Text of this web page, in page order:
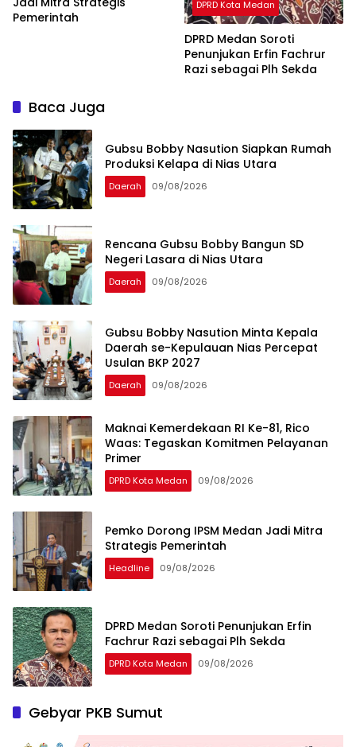
Pemerintah
DPRD Kota Medan
DPRD Medan Soroti
Penunjukan Erfin Fachrur
Razi sebagai Plh Sekda
Baca Juga
Gubsu Bobby Nasution Siapkan Rumah
Produksi Kelapa di Nias Utara
Daerah 09/08/2026
Rencana Gubsu Bobby Bangun SD
Negeri Lasara di Nias Utara
Daerah 09/08/2026
Gubsu Bobby Nasution Minta Kepala
Daerah se-Kepulauan Nias Percepat
Usulan BKP 2027
Daerah 09/08/2026
Maknai Kemerdekaan RI Ke-81, Rico
Waas: Tegaskan Komitmen Pelayanan
Primer
DPRD Kota Medan 09/08/2026
Pemko Dorong IPSM Medan Jadi Mitra
Strategis Pemerintah
Headline 09/08/2026
DPRD Medan Soroti Penunjukan Erfin
Fachrur Razi sebagai Plh Sekda
DPRD Kota Medan 09/08/2026
Gebyar PKB Sumut